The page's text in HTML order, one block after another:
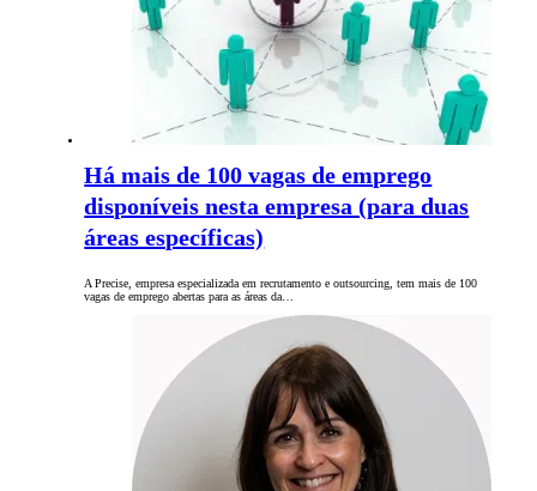
Há mais de 100 vagas de emprego
disponíveis nesta empresa (para duas
áreas específicas)
A Precise, empresa especializada em recrutamento e outsourcing, tem mais de 100
vagas de emprego abertas para as áreas da…